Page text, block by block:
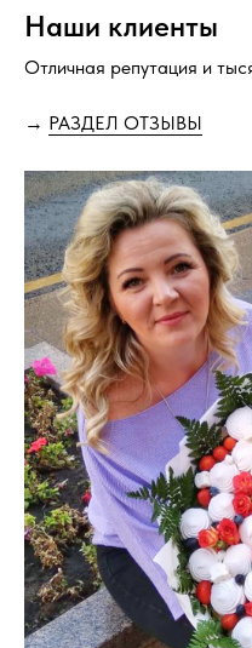
Наши клиенты
Отличная репутация и
→ РАЗДЕЛ ОТЗЫВЫ